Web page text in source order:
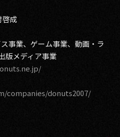
成
事業、ゲーム事業、動画・ラ
版メディア事業
companies/donuts2007/